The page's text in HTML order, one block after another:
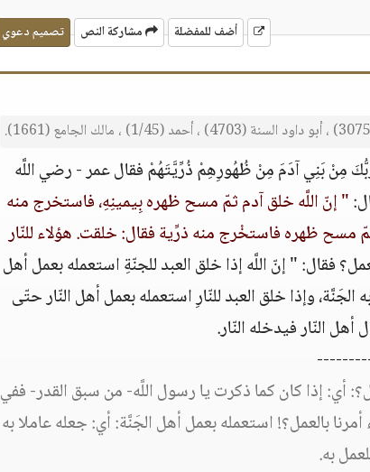
أضف للمفضلة مشاركة النص تصميم دعوي
مِنْ بَنِي آدَمَ مِنْ ظُهُورِهِمْ ذُرِّيَّتَهُمْ فقال عمر - رضي اللَّه
" إنّ اللَّه خلق آدم ثمّ مسح ظهره بِيمينِهِ، فاستخرج منه
مسح ظهره فاستخْرج منه ذرِّية فقال: خلقت. هؤلاء للنّار
فقال: " إنّ اللَّه إذا خلق العبد للجنّةِ استعمله بعمل أهل
وإذا خلق العبد للنّارِ استعمله بعمل أهل النّار حتّى
النّار فيدخله النّار.
إذا كان كما ذكرت يا رسول اللَّه- من سبق القدر- ففي
بالعمل؟! استعمله بعمل أهل الجَنَّة: أي: جعله عاملا به
به.